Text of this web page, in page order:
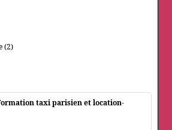
(2)
taxi parisien et location-